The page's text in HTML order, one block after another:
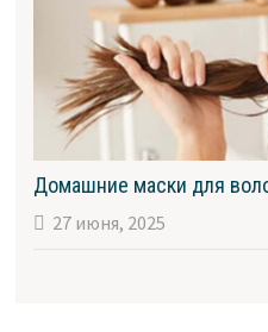
Домашние маски для
27 июня, 2025